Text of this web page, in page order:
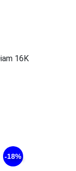
16K
-18%